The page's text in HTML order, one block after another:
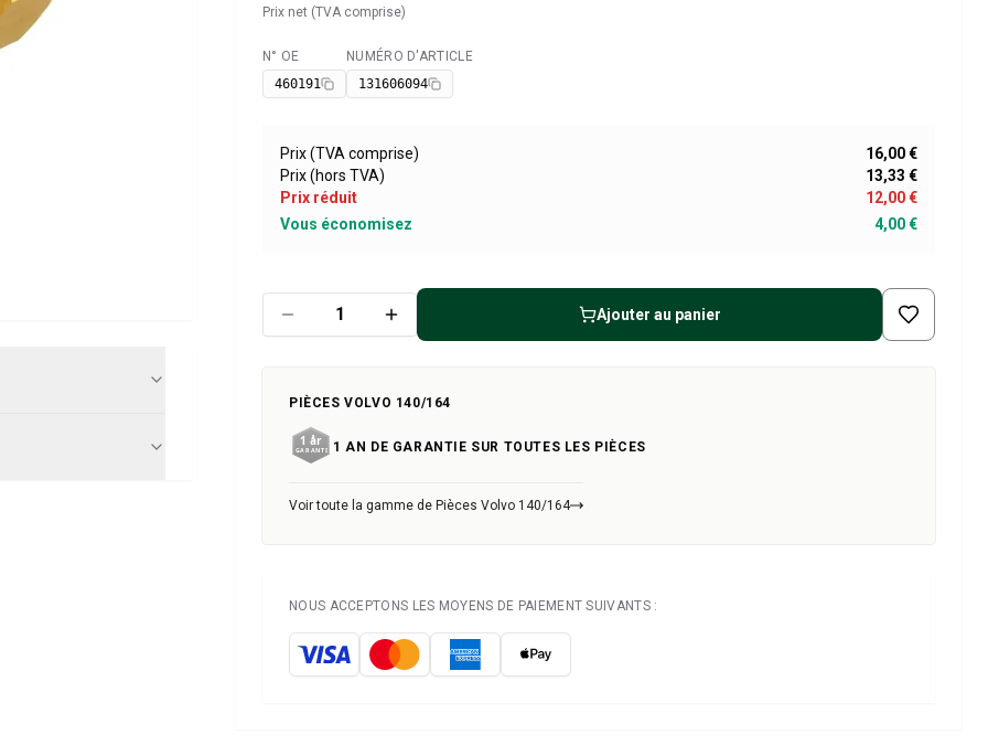
Prix net (TVA comprise)
Disponible
N° OE
460191
NUMÉRO D'ARTICLE
131606094
Prix (TVA comprise)
16,00 €
Prix (hors TVA)
13,33 €
Prix réduit
12,00 €
Vous économisez
4,00 €
Ajouter au panier
PIÈCES VOLVO 140/164
1 AN DE GARANTIE SUR TOUTES LES PIÈCES
Voir toute la gamme de Pièces Volvo 140/164
NOUS ACCEPTONS LES MOYENS DE PAIEMENT SUIVANTS :